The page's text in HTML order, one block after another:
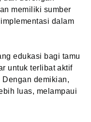
memiliki sumber
dalam
edukasi bagi tamu
untuk terlibat aktif
demikian,
luas, melampaui